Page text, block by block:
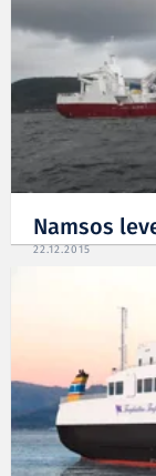
Namsos
22.12.2015